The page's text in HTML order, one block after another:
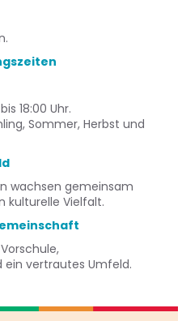
18:00 Uhr.
Sommer, Herbst und
wachsen gemeinsam
kulturelle Vielfalt.
ein vertrautes Umfeld.